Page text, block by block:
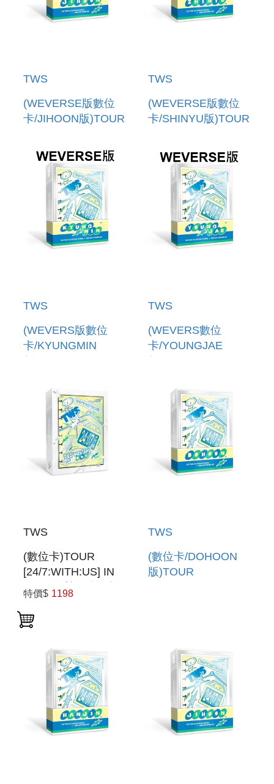
TWS
(WEVERSE版數位
卡/JIHOON版)TOUR
SEOUL+ INDEX
SET(韓國進口版)
TWS
(WEVERSE版數位
卡/SHINYU版)TOUR
SEOUL+ INDEX
SET(韓國進口版)
TWS
(WEVERS版數位
卡/KYUNGMIN
SEOUL +INDEX
SET(韓國進口版)
TWS
(WEVERS數位
卡/YOUNGJAE
SEOUL +INDEX
SET(韓國進口版)
TWS
(數位卡)TOUR
[24/7:WITH:US] IN
SEOUL(韓國進口版)
特價$ 1198
TWS
(數位卡/DOHOON
版)TOUR